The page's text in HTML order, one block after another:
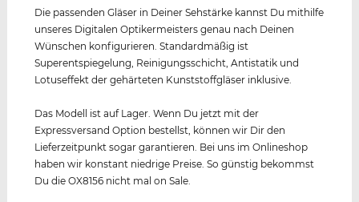
Die passenden Gläser in Deiner Sehstärke kannst Du mithilfe
unseres Digitalen Optikermeisters genau nach Deinen
Wünschen konfigurieren. Standardmäßig ist
Superentspiegelung, Reinigungsschicht, Antistatik und
Lotuseffekt der gehärteten Kunststoffgläser inklusive.
Das Modell ist auf Lager. Wenn Du jetzt mit der
Expressversand Option bestellst, können wir Dir den
Lieferzeitpunkt sogar garantieren. Bei uns im Onlineshop
haben wir konstant niedrige Preise. So günstig bekommst
Du die OX8156 nicht mal on Sale.